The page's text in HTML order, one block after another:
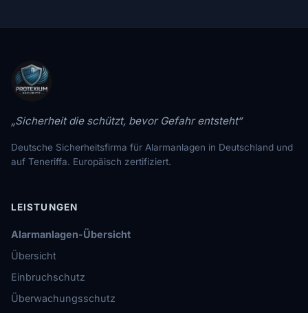
„Sicherheit die schützt, bevor Gefahr entsteht“
Deutsche Sicherheitsfirma für Alarmanlagen in Deutschland und
auf Teneriffa. Europäisch zertifiziert.
LEISTUNGEN
Alarmanlagen-Übersicht
Übersicht
Einbruchschutz
Überwachungsschutz